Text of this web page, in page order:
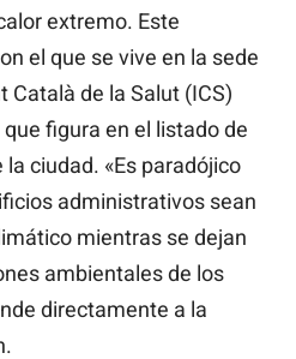
extremo. Este
el que se vive en la sede
de la Salut (ICS)
figura en el listado de
ciudad. «Es paradójico
administrativos sean
mientras se dejan
ambientales de los
directamente a la